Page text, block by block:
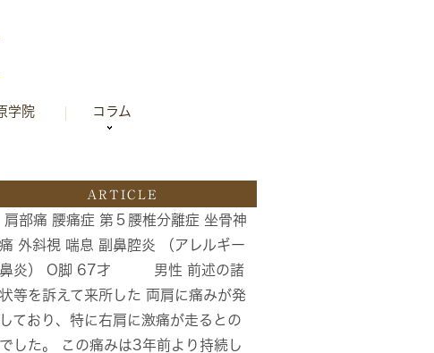
学院 コラム
ARTICLE
肩部痛 腰痛症 第５腰椎分離症 坐骨神
外斜視 喘息 副鼻腔炎 （アレルギー
炎） O脚 67才 男性 前述の諸
等を訴えて来所した 両肩に痛みが発
ており、特に右肩に激痛が走るとの
した。 この痛みは3年前より持続し